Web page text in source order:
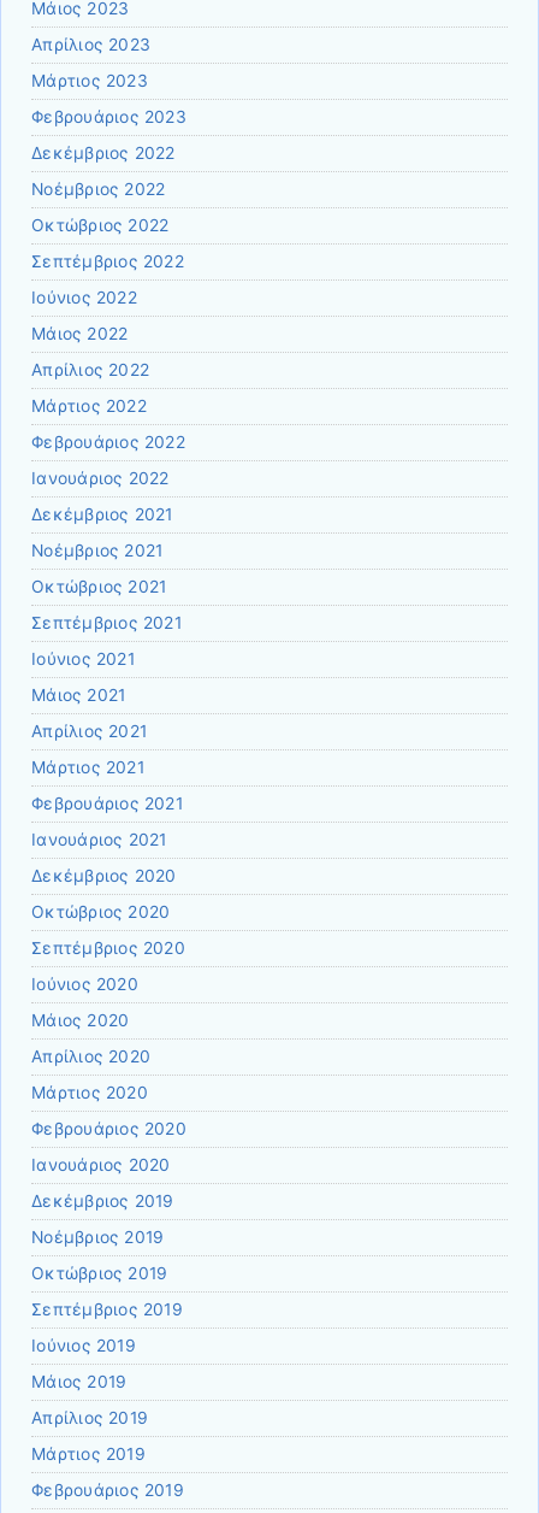
Μάιος 2023
Απρίλιος 2023
Μάρτιος 2023
Φεβρουάριος 2023
Δεκέμβριος 2022
Νοέμβριος 2022
Οκτώβριος 2022
Σεπτέμβριος 2022
Ιούνιος 2022
Μάιος 2022
Απρίλιος 2022
Μάρτιος 2022
Φεβρουάριος 2022
Ιανουάριος 2022
Δεκέμβριος 2021
Νοέμβριος 2021
Οκτώβριος 2021
Σεπτέμβριος 2021
Ιούνιος 2021
Μάιος 2021
Απρίλιος 2021
Μάρτιος 2021
Φεβρουάριος 2021
Ιανουάριος 2021
Δεκέμβριος 2020
Οκτώβριος 2020
Σεπτέμβριος 2020
Ιούνιος 2020
Μάιος 2020
Απρίλιος 2020
Μάρτιος 2020
Φεβρουάριος 2020
Ιανουάριος 2020
Δεκέμβριος 2019
Νοέμβριος 2019
Οκτώβριος 2019
Σεπτέμβριος 2019
Ιούνιος 2019
Μάιος 2019
Απρίλιος 2019
Μάρτιος 2019
Φεβρουάριος 2019